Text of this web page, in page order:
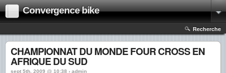
Convergence bike
Recherche
CHAMPIONNAT DU MONDE FOUR CROSS EN
AFRIQUE DU SUD
sept 5th, 2009 @ 10:38 › admin